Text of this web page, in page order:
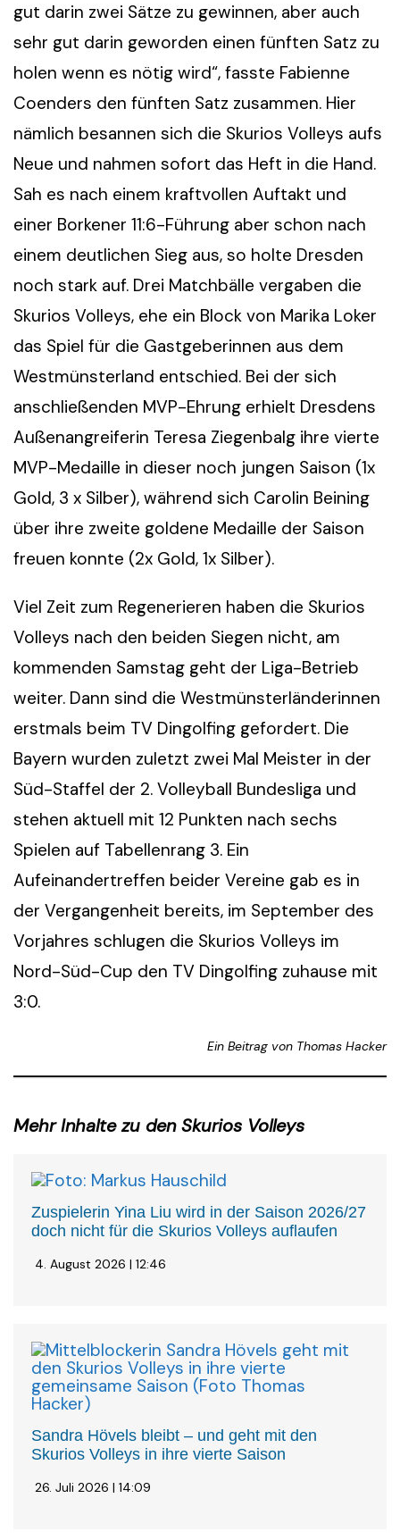
gut darin zwei Sätze zu gewinnen, aber auch
sehr gut darin geworden einen fünften Satz zu
holen wenn es nötig wird“, fasste Fabienne
Coenders den fünften Satz zusammen. Hier
nämlich besannen sich die Skurios Volleys aufs
Neue und nahmen sofort das Heft in die Hand.
Sah es nach einem kraftvollen Auftakt und
einer Borkener 11:6-Führung aber schon nach
einem deutlichen Sieg aus, so holte Dresden
noch stark auf. Drei Matchbälle vergaben die
Skurios Volleys, ehe ein Block von Marika Loker
das Spiel für die Gastgeberinnen aus dem
Westmünsterland entschied. Bei der sich
anschließenden MVP-Ehrung erhielt Dresdens
Außenangreiferin Teresa Ziegenbalg ihre vierte
MVP-Medaille in dieser noch jungen Saison (1x
Gold, 3 x Silber), während sich Carolin Beining
über ihre zweite goldene Medaille der Saison
freuen konnte (2x Gold, 1x Silber).
Viel Zeit zum Regenerieren haben die Skurios
Volleys nach den beiden Siegen nicht, am
kommenden Samstag geht der Liga-Betrieb
weiter. Dann sind die Westmünsterländerinnen
erstmals beim TV Dingolfing gefordert. Die
Bayern wurden zuletzt zwei Mal Meister in der
Süd-Staffel der 2. Volleyball Bundesliga und
stehen aktuell mit 12 Punkten nach sechs
Spielen auf Tabellenrang 3. Ein
Aufeinandertreffen beider Vereine gab es in
der Vergangenheit bereits, im September des
Vorjahres schlugen die Skurios Volleys im
Nord-Süd-Cup den TV Dingolfing zuhause mit
3:0.
Ein Beitrag von Thomas Hacker
Mehr Inhalte zu den Skurios Volleys
Zuspielerin Yina Liu wird in der Saison 2026/27
doch nicht für die Skurios Volleys auflaufen
4. August 2026 | 12:46
Sandra Hövels bleibt – und geht mit den
Skurios Volleys in ihre vierte Saison
26. Juli 2026 | 14:09